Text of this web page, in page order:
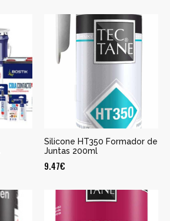
Silicone HT350 Formador de
Juntas 200ml
9.47€